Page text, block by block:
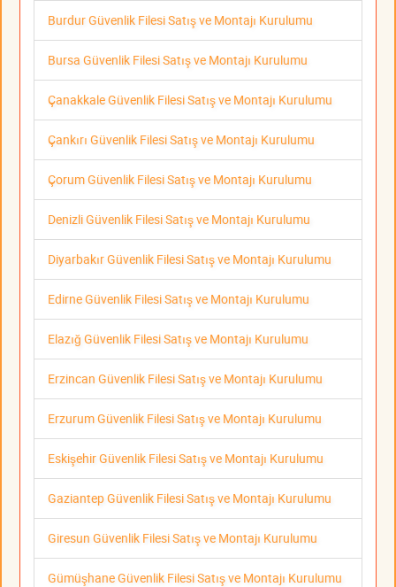
Burdur Güvenlik Filesi Satış ve Montajı Kurulumu
Bursa Güvenlik Filesi Satış ve Montajı Kurulumu
Çanakkale Güvenlik Filesi Satış ve Montajı Kurulumu
Çankırı Güvenlik Filesi Satış ve Montajı Kurulumu
Çorum Güvenlik Filesi Satış ve Montajı Kurulumu
Denizli Güvenlik Filesi Satış ve Montajı Kurulumu
Diyarbakır Güvenlik Filesi Satış ve Montajı Kurulumu
Edirne Güvenlik Filesi Satış ve Montajı Kurulumu
Elazığ Güvenlik Filesi Satış ve Montajı Kurulumu
Erzincan Güvenlik Filesi Satış ve Montajı Kurulumu
Erzurum Güvenlik Filesi Satış ve Montajı Kurulumu
Eskişehir Güvenlik Filesi Satış ve Montajı Kurulumu
Gaziantep Güvenlik Filesi Satış ve Montajı Kurulumu
Giresun Güvenlik Filesi Satış ve Montajı Kurulumu
Gümüşhane Güvenlik Filesi Satış ve Montajı Kurulumu